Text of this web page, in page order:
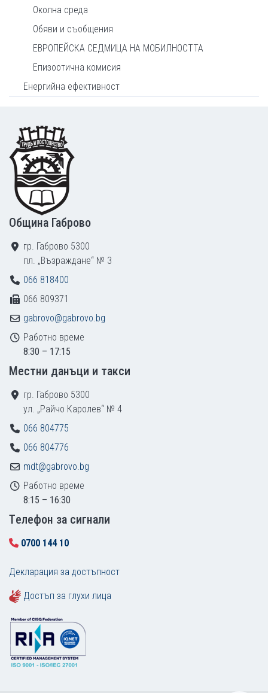
Околна среда
Обяви и съобщения
ЕВРОПЕЙСКА СЕДМИЦА НА МОБИЛНОСТТА
Епизоотична комисия
Енергийна ефективност
Footer
Община Габрово
гр. Габрово 5300
пл. „Възраждане“ № 3
066 818400
066 809371
gabrovo@gabrovo.bg
Работно време
8:30 – 17:15
Местни данъци и такси
гр. Габрово 5300
ул. „Райчо Каролев“ № 4
066 804775
066 804776
mdt@gabrovo.bg
Работно време
8:15 – 16:30
Tелефон за сигнали
0700 144 10
Декларация за достъпност
Достъп за глухи лица